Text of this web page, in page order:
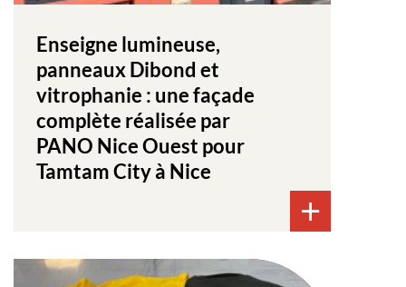
Enseigne lumineuse,
panneaux Dibond et
vitrophanie : une façade
complète réalisée par
PANO Nice Ouest pour
Tamtam City à Nice